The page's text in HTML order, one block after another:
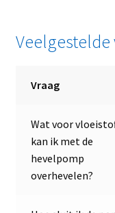
Veelgestelde
Vraag
Wat voor
kan ik met de
hevelpomp
overhevelen?